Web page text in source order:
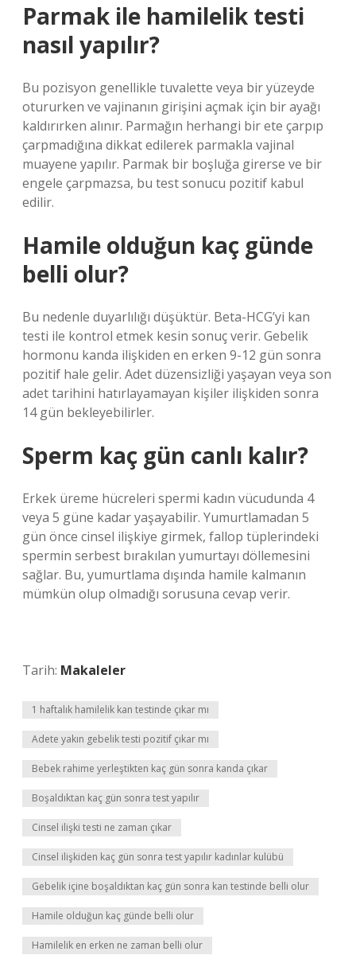
Parmak ile hamilelik testi
nasıl yapılır?
Bu pozisyon genellikle tuvalette veya bir yüzeyde
otururken ve vajinanın girişini açmak için bir ayağı
kaldırırken alınır. Parmağın herhangi bir ete çarpıp
çarpmadığına dikkat edilerek parmakla vajinal
muayene yapılır. Parmak bir boşluğa girerse ve bir
engele çarpmazsa, bu test sonucu pozitif kabul
edilir.
Hamile olduğun kaç günde
belli olur?
Bu nedenle duyarlılığı düşüktür. Beta-HCG’yi kan
testi ile kontrol etmek kesin sonuç verir. Gebelik
hormonu kanda ilişkiden en erken 9-12 gün sonra
pozitif hale gelir. Adet düzensizliği yaşayan veya son
adet tarihini hatırlayamayan kişiler ilişkiden sonra
14 gün bekleyebilirler.
Sperm kaç gün canlı kalır?
Erkek üreme hücreleri spermi kadın vücudunda 4
veya 5 güne kadar yaşayabilir. Yumurtlamadan 5
gün önce cinsel ilişkiye girmek, fallop tüplerindeki
spermin serbest bırakılan yumurtayı döllemesini
sağlar. Bu, yumurtlama dışında hamile kalmanın
mümkün olup olmadığı sorusuna cevap verir.
Tarih: Makaleler
1 haftalık hamilelik kan testinde çıkar mı
Adete yakın gebelik testi pozitif çıkar mı
Bebek rahime yerleştikten kaç gün sonra kanda çıkar
Boşaldıktan kaç gün sonra test yapılır
Cinsel ilişki testi ne zaman çıkar
Cinsel ilişkiden kaç gün sonra test yapılır kadınlar kulübü
Gebelik içine boşaldıktan kaç gün sonra kan testinde belli olur
Hamile olduğun kaç günde belli olur
Hamilelik en erken ne zaman belli olur